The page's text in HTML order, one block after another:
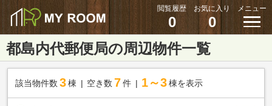
閲覧履歴
0
お気に入り
0
メニュー
都島内代郵便局の周辺物件一覧
該当物件数 3棟 空き数 7 件 1～3 棟を表示